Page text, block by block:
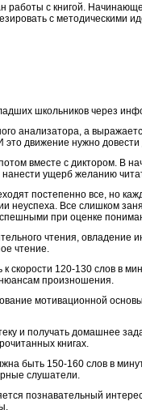
с книгой.
с методическими
школьников через
анализатора, а
движение нужно довести
вместе с диктором. В
ущерб желанию
постепенно все, но
неуспеха. Все слишком
при оценке
чтения, овладение
чтение.
скорости 120-130 слов в
произношения.
мотивационной
и получать домашнее
книгах.
быть 150-160 слов в
слушатели.
познавательный